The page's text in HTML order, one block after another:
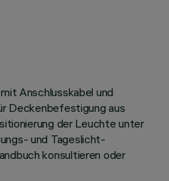
Anschlusskabel und
Deckenbefestigung aus
der Leuchte unter
und Tageslicht-
konsultieren oder